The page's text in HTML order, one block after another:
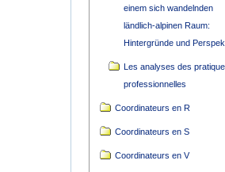
einem sich wandelnden
ländlich-alpinen Raum:
Hintergründe und
Les analyses des
professionnelles
Coordinateurs en R
Coordinateurs en S
Coordinateurs en V